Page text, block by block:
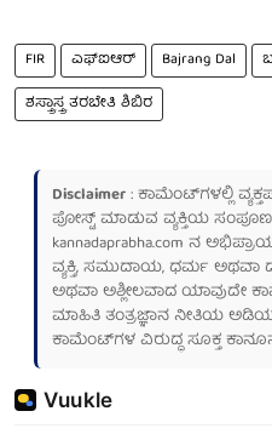
FIR ಎಫ್ಐಆರ್ Bajrang Dal
ಶಸ್ತ್ರಾಸ್ತ್ರ ತರಬೇತಿ ಶಿಬಿರ
Disclaimer: ಕಾಮೆಂಟ್‌ಗಳಲ್ಲಿ
ಪೋಸ್ಟ್ ಮಾಡುವ ವ್ಯಕ್ತಿಯ
kannadaprabha.com ನ
ವ್ಯಕ್ತಿ, ಸಮುದಾಯ, ಧರ್ಮ ಅಥವಾ
ಅಥವಾ ಅಶ್ಲೀಲವಾದ ಯಾವುದೇ
ಮಾಹಿತಿ ತಂತ್ರಜ್ಞಾನ ನೀತಿಯ
ಕಾಮೆಂಟ್‌ಗಳ ವಿರುದ್ಧ ಸೂಕ್ತ